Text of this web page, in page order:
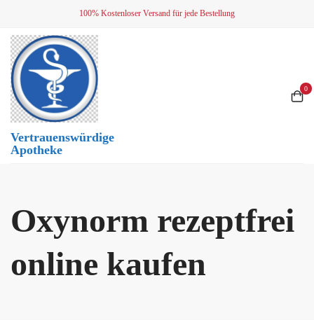
content
100% Kostenloser Versand für jede Bestellung
Vertrauenswürdige
Apotheke
0
Oxynorm rezeptfrei
online kaufen